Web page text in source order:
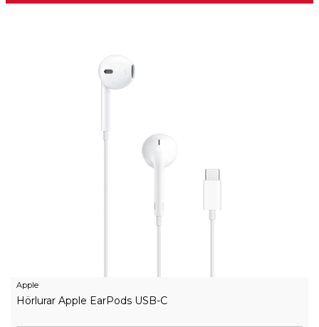
Apple
Hörlurar Apple EarPods USB-C